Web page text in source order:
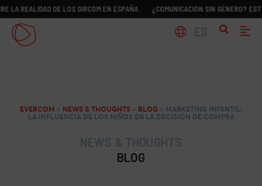
DE LOS DIRCOM EN ESPAÑA ¿COMUNICACIÓN SIN GÉNERO? ESTUDIO
EVERCOM > NEWS & THOUGHTS > BLOG > MARKETING INFANTIL:
LA INFLUENCIA DE LOS NIÑOS EN LA DECISIÓN DE COMPRA
BLOG